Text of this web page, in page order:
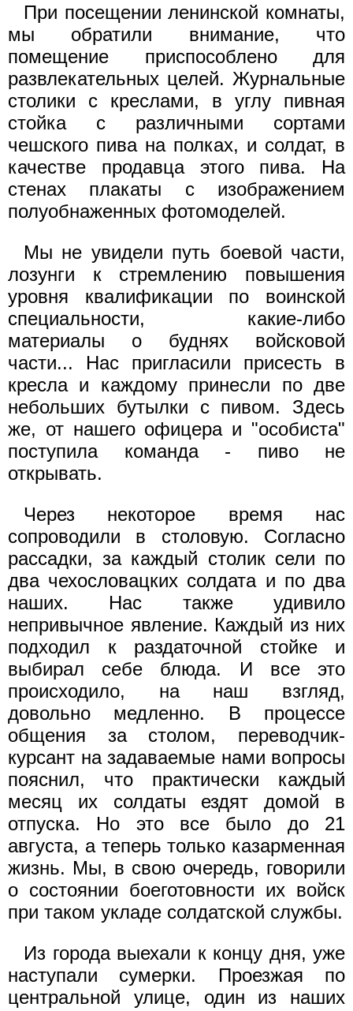
При посещении ленинской комнаты,
мы обратили внимание, что
помещение приспособлено для
развлекательных целей. Журнальные
столики с креслами, в углу пивная
стойка с различными сортами
чешского пива на полках, и солдат, в
качестве продавца этого пива. На
стенах плакаты с изображением
полуобнаженных фотомоделей.
Мы не увидели путь боевой части,
лозунги к стремлению повышения
уровня квалификации по воинской
специальности, какие-либо
материалы о буднях войсковой
части... Нас пригласили присесть в
кресла и каждому принесли по две
небольших бутылки с пивом. Здесь
же, от нашего офицера и "особиста"
поступила команда - пиво не
открывать.
Через некоторое время нас
сопроводили в столовую. Согласно
рассадки, за каждый столик сели по
два чехословацких солдата и по два
наших. Нас также удивило
непривычное явление. Каждый из них
подходил к раздаточной стойке и
выбирал себе блюда. И все это
происходило, на наш взгляд,
довольно медленно. В процессе
общения за столом, переводчик-
курсант на задаваемые нами вопросы
пояснил, что практически каждый
месяц их солдаты ездят домой в
отпуска. Но это все было до 21
августа, а теперь только казарменная
жизнь. Мы, в свою очередь, говорили
о состоянии боеготовности их войск
при таком укладе солдатской службы.
Из города выехали к концу дня, уже
наступали сумерки. Проезжая по
центральной улице, один из наших